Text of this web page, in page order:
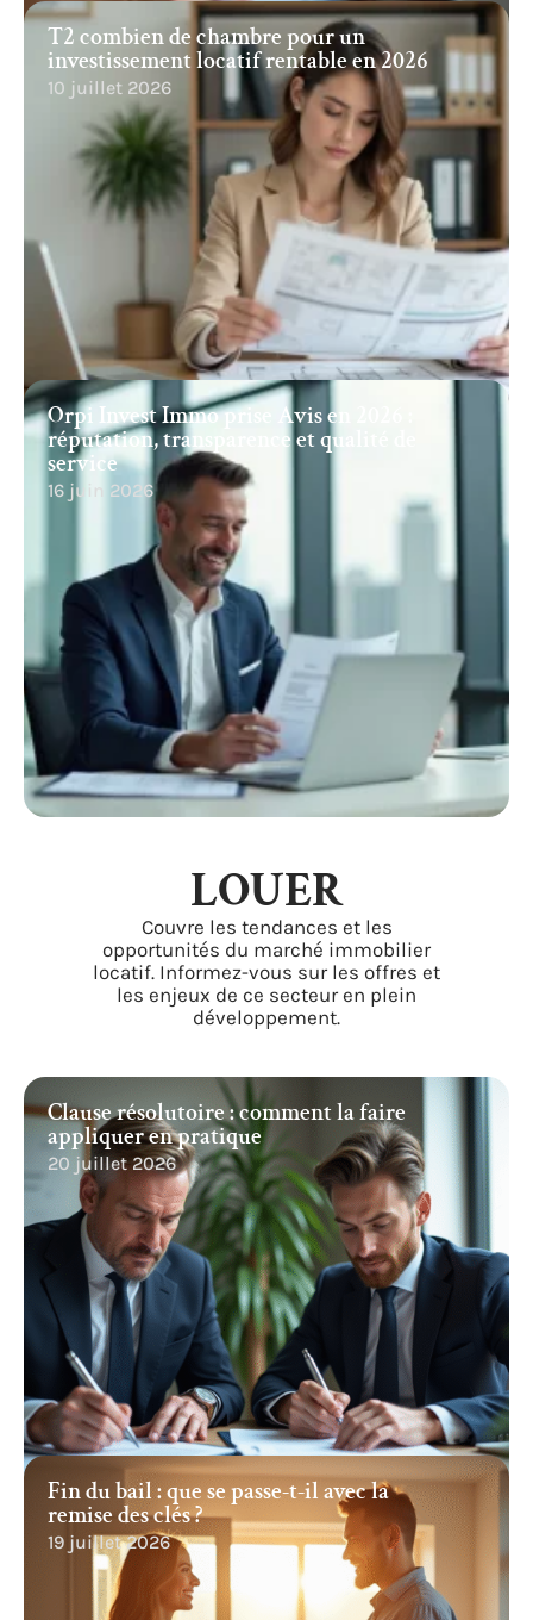
T2 combien de chambre pour un
investissement locatif rentable en 2026
10 juillet 2026
Orpi Invest Immo prise Avis en 2026 :
réputation, transparence et qualité de
service
16 juin 2026
LOUER
Couvre les tendances et les
opportunités du marché immobilier
locatif. Informez-vous sur les offres et
les enjeux de ce secteur en plein
développement.
Clause résolutoire : comment la faire
appliquer en pratique
20 juillet 2026
Fin du bail : que se passe-t-il avec la
remise des clés ?
19 juillet 2026